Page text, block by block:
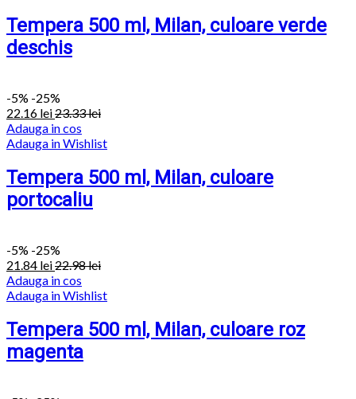
Tempera 500 ml, Milan, culoare verde
deschis
-5% -25%
22.16 lei23.33lei
Adauga in cos
Adauga in Wishlist
Tempera 500 ml, Milan, culoare
portocaliu
-5% -25%
21.84 lei22.98lei
Adauga in cos
Adauga in Wishlist
Tempera 500 ml, Milan, culoare roz
magenta